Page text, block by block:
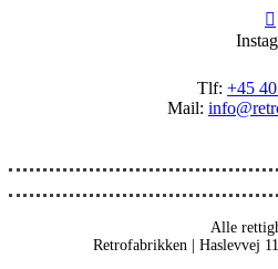
Tlf: +45
Mail:
Alle
Retrofabrikken | Haslevvej